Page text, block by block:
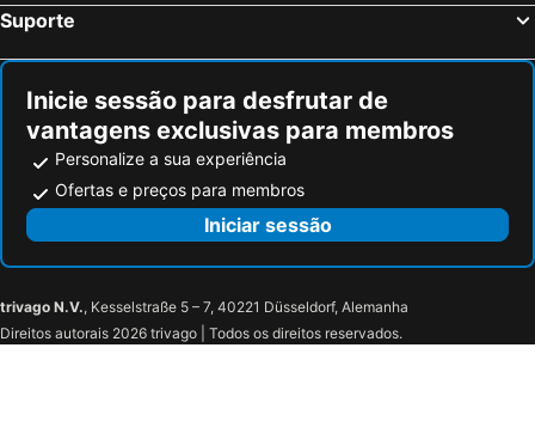
Suporte
Inicie sessão para desfrutar de
vantagens exclusivas para membros
Personalize a sua experiência
Ofertas e preços para membros
Iniciar sessão
trivago N.V., Kesselstraße 5 – 7, 40221 Düsseldorf, Alemanha
Direitos autorais 2026 trivago | Todos os direitos reservados.